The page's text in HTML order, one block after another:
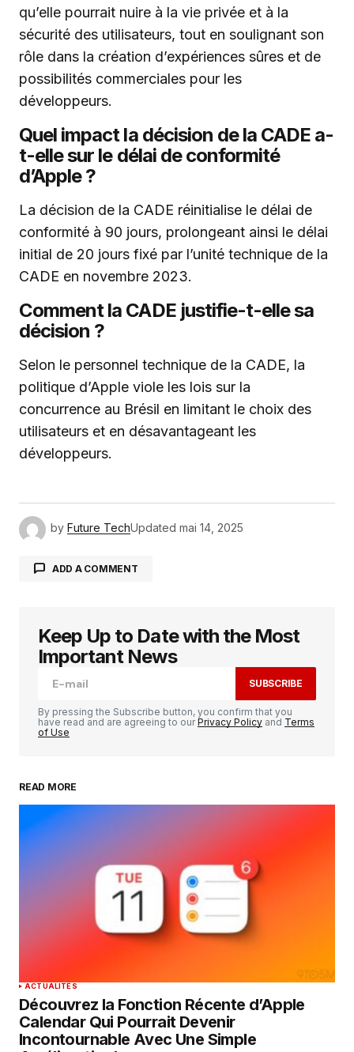
qu’elle pourrait nuire à la vie privée et à la
sécurité des utilisateurs, tout en soulignant son
rôle dans la création d’expériences sûres et de
possibilités commerciales pour les
développeurs.
Quel impact la décision de la CADE a-
t-elle sur le délai de conformité
d’Apple ?
La décision de la CADE réinitialise le délai de
conformité à 90 jours, prolongeant ainsi le délai
initial de 20 jours fixé par l’unité technique de la
CADE en novembre 2023.
Comment la CADE justifie-t-elle sa
décision ?
Selon le personnel technique de la CADE, la
politique d’Apple viole les lois sur la
concurrence au Brésil en limitant le choix des
utilisateurs et en désavantageant les
développeurs.
by Future TechUpdated mai 14, 2025
ADD A COMMENT
Votre adresse e-mail ne sera pas publiée. Les
champs obligatoires sont indiqués avec
Your Name
Enregistrer mon nom, mon e-mail et mon
site dans le navigateur pour mon prochain
Keep Up to Date with the Most
Important News
SUBSCRIBE
By pressing the Subscribe button, you confirm that you
have read and are agreeing to ourPrivacy Policy and Terms
of Use
READ MORE
ACTUALITÉS
Découvrez la Fonction Récente d’Apple
Calendar Qui Pourrait Devenir
Incontournable Avec Une Simple